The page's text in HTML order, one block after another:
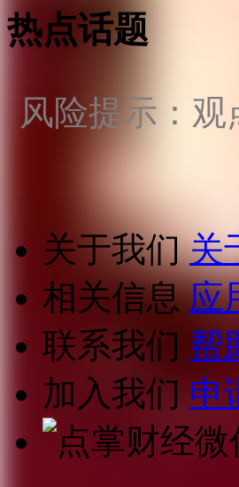
热点话题
风险提示：
关于我们 关
相关信息 应
联系我们 帮
加入我们 申